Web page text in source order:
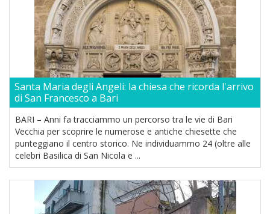
Santa Maria degli Angeli: la chiesa che ricorda l'arrivo
di San Francesco a Bari
BARI – Anni fa tracciammo un percorso tra le vie di Bari
Vecchia per scoprire le numerose e antiche chiesette che
punteggiano il centro storico. Ne individuammo 24 (oltre alle
celebri Basilica di San Nicola e ...